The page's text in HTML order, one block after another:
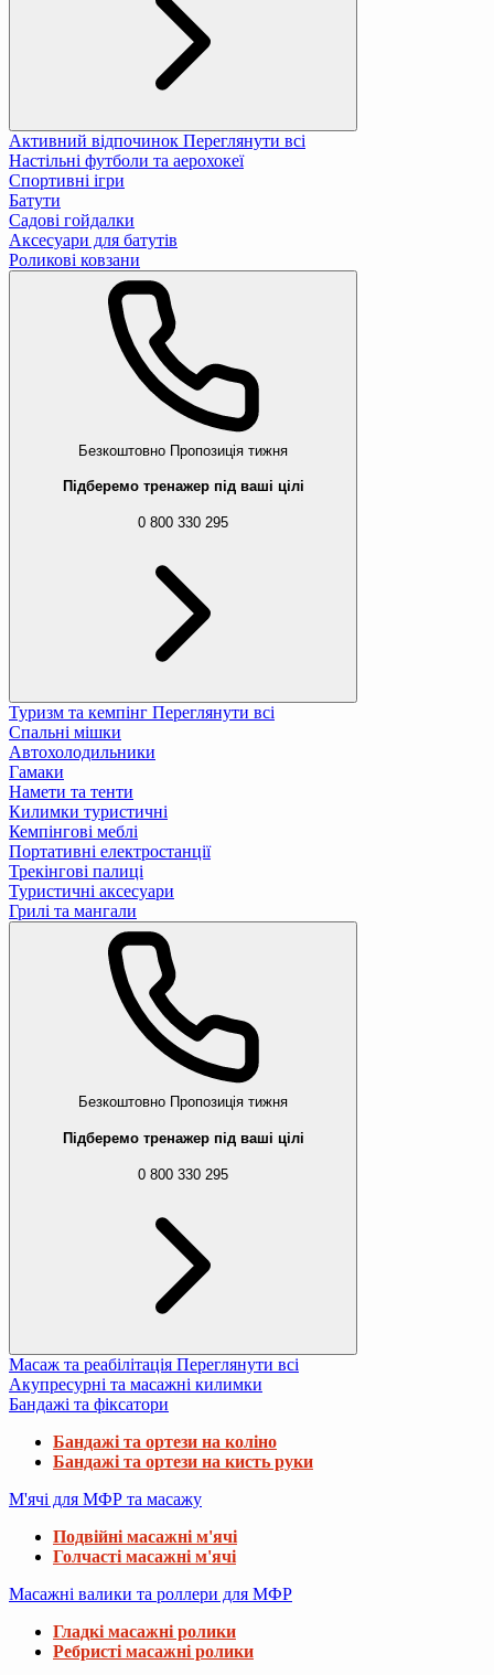
Активний відпочинок Переглянути всі
Настільні футболи та аерохокеї
Спортивні ігри
Батути
Садові гойдалки
Аксесуари для батутів
Роликові ковзани
Безкоштовно Пропозиція тижня
Підберемо тренажер під ваші цілі
0 800 330 295
Туризм та кемпінг Переглянути всі
Спальні мішки
Автохолодильники
Гамаки
Намети та тенти
Килимки туристичні
Кемпінгові меблі
Портативні електростанції
Трекінгові палиці
Туристичні аксесуари
Грилі та мангали
Безкоштовно Пропозиція тижня
Підберемо тренажер під ваші цілі
0 800 330 295
Масаж та реабілітація Переглянути всі
Акупресурні та масажні килимки
Бандажі та фіксатори
Бандажі та ортези на коліно
Бандажі та ортези на кисть руки
М'ячі для МФР та масажу
Подвійні масажні м'ячі
Голчасті масажні м'ячі
Масажні валики та роллери для МФР
Гладкі масажні ролики
Ребристі масажні ролики